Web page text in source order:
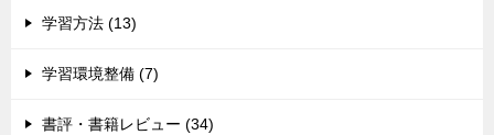
学習方法 (13)
学習環境整備 (7)
書評・書籍レビュー (34)